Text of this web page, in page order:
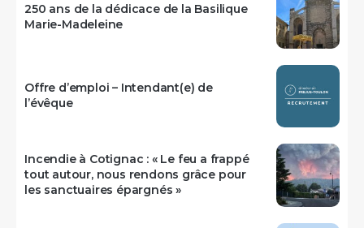
250 ans de la dédicace de la Basilique
Marie-Madeleine
Offre d’emploi – Intendant(e) de
l’évêque
Incendie à Cotignac : « Le feu a frappé
tout autour, nous rendons grâce pour
les sanctuaires épargnés »